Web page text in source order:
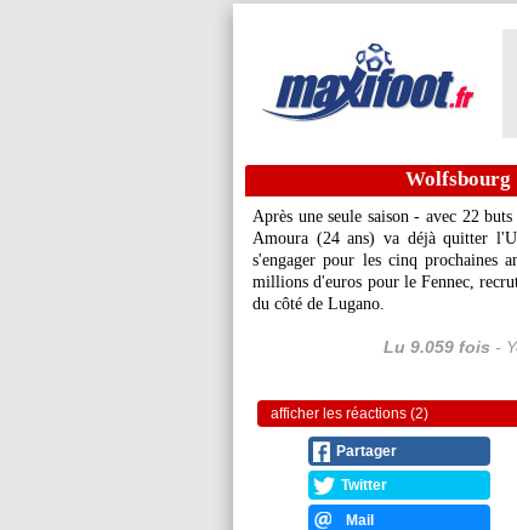
Après une seule saison - avec 22
Amoura (24 ans) va déjà quitter
s'engager pour les cinq prochaines
millions d'euros pour le Fennec,
du côté de Lugano.
Lu 9.059 fois -
afficher les réactions (2)
Partager
Twitter
Mail